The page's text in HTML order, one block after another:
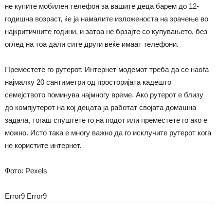
не купите мобилен телефон за вашите деца барем до 12-
годишна возраст, ќе ја намалите изложеноста на зрачење во
најкритичните години, и затоа не брзајте со купувањето, без
оглед на тоа дали сите други веќе имаат телефони.
Преместете го рутерот. Интернет модемот треба да се наоѓа
најмалку 20 сантиметри од просторијата кадешто
семејството поминува најмногу време. Ако рутерот е близу
до компјутерот на кој децата ја работат својата домашна
задача, тогаш спуштете го на подот или преместете го ако е
можно. Исто така е многу важно да го исклучите рутерот кога
не користите интернет.
Фото: Pexels
Error9 Error9